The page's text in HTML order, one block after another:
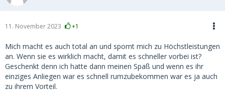
11. November 2023 +1
Mich macht es auch total an und spornt mich zu Höchstleistungen
an. Wenn sie es wirklich macht, damit es schneller vorbei ist?
Geschenkt denn ich hatte dann meinen Spaß und wenn es ihr
einziges Anliegen war es schnell rumzubekommen war es ja auch
zu ihrem Vorteil.